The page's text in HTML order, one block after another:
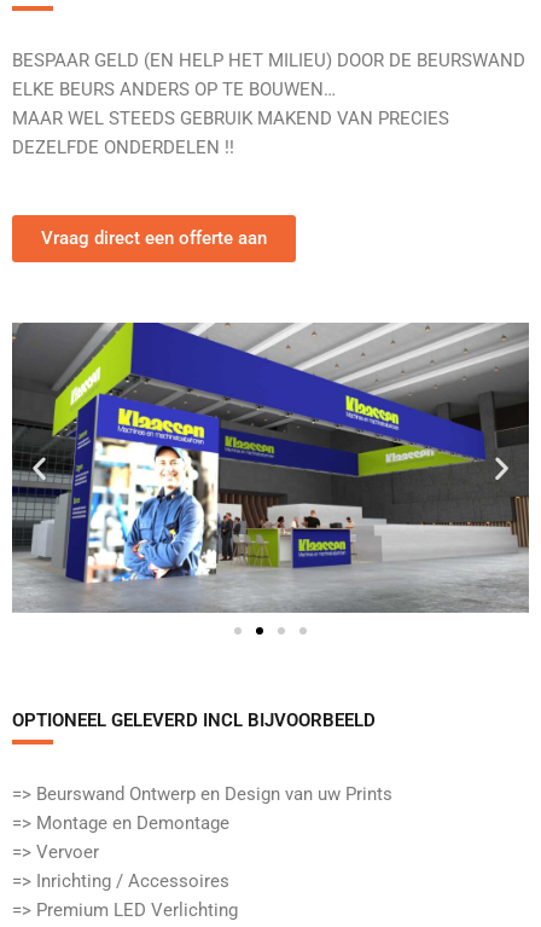
BESPAAR GELD (EN HELP HET MILIEU) DOOR DE BEURSWAND
ELKE BEURS ANDERS OP TE BOUWEN…
MAAR WEL STEEDS GEBRUIK MAKEND VAN PRECIES
DEZELFDE ONDERDELEN !!
Vraag direct een offerte aan
OPTIONEEL GELEVERD INCL BIJVOORBEELD​
=> Beurswand Ontwerp en Design van uw Prints
=> Montage en Demontage
=> Vervoer
=> Inrichting / Accessoires
=> Premium LED Verlichting